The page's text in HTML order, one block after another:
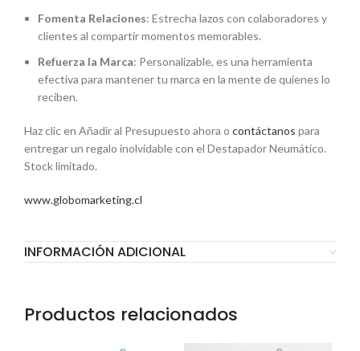
Fomenta Relaciones: Estrecha lazos con colaboradores y
clientes al compartir momentos memorables.
Refuerza la Marca: Personalizable, es una herramienta
efectiva para mantener tu marca en la mente de quienes lo
reciben.
Haz clic en Añadir al Presupuesto ahora o contáctanos para
entregar un regalo inolvidable con el Destapador Neumático.
Stock limitado.
www.globomarketing.cl
INFORMACIÓN ADICIONAL
Productos relacionados